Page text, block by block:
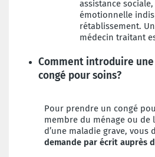
assistance
émotionnelle
rétablissement.
médecin traitant
Comment introduire
congé pour soins?
Pour prendre un congé
membre du ménage ou de
d’une maladie grave, vous
demande par écrit auprès